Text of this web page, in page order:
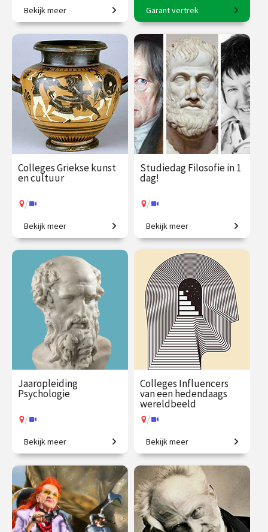
Tussen brein en beleving
met Rico Sneller!
€ 345.00
vanaf 18
sep.
/ Op locatie of online
Bekijk meer
8-daagse reis o.l.v. Karin
Braamhorst
€ 2500.00
vanaf 6
okt.
Op locatie
Garant vertrek
Colleges Griekse kunst
en cultuur
/
Ontdek de wereld van de
oude Grieken.
€ 217.00
vanaf 21
sep.
Op locatie of online
Bekijk meer
Studiedag Filosofie in 1
dag!
/
In één dag filosoof worden?
€ 65.00 / €
90.00
vanaf 9
sep.
/ Op locatie of online
Bekijk meer
Jaaropleiding
Psychologie
/
Een introductie naar het
menselijk zijn
€ 1225.00
vanaf 29
sep.
/ Op locatie of online
Bekijk meer
Colleges Influencers
van een hedendaags
wereldbeeld
/
Wie bepaalt hoe wij naar de
wereld kijken?
€ 345.00
vanaf 28
sep.
/ Op locatie of online
Bekijk meer